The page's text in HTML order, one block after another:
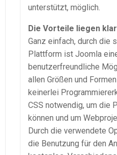
unterstützt, möglich.
Die Vorteile liegen
Ganz einfach, durch die
Plattform ist Joomla
benutzerfreundliche
allen Größen und
keinerlei
CSS notwendig, um die
können und um
Durch die verwendete
die Benutzung für den